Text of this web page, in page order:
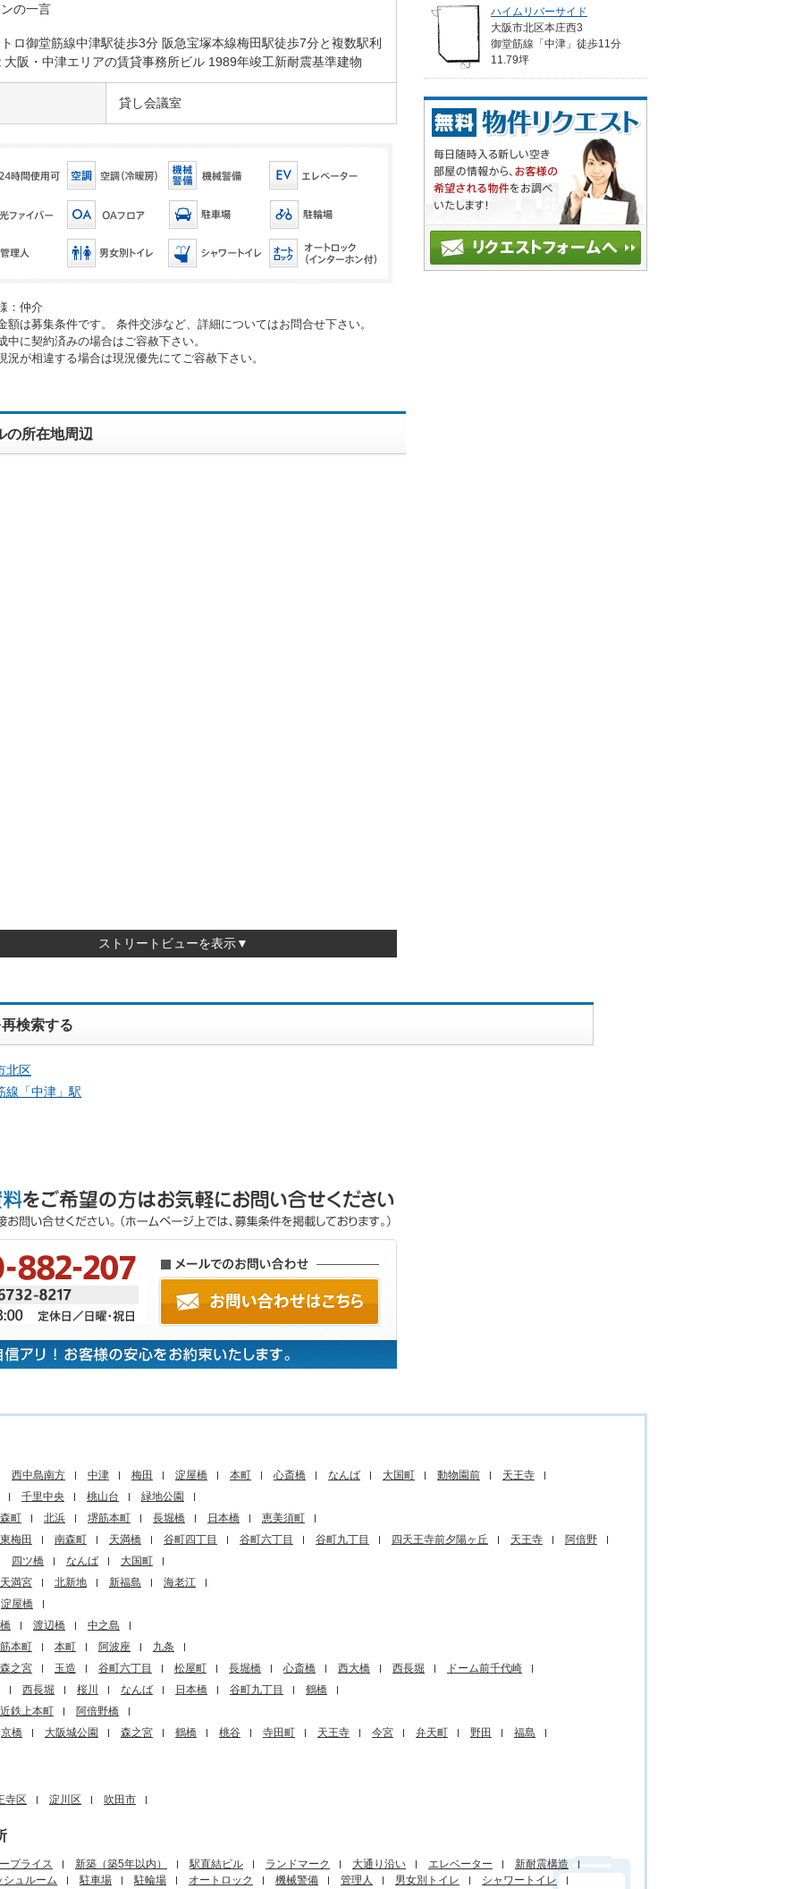
の一言
ロ御堂筋線中津駅徒歩3分 阪急宝塚本線梅田駅徒歩7分と複数駅利
大阪・中津エリアの賃貸事務所ビル 1989年竣工新耐震基準建物
貸し会議室
：仲介
額は募集条件です。 条件交渉など、詳細についてはお問合せ下さい。
中に契約済みの場合はご容赦下さい。
況が相違する場合は現況優先にてご容赦下さい。
の所在地周辺
ストリートビューを表示▼
検索する
北区
線「中津 」駅
ハイムリバーサイド
大阪市北区本庄西3
御堂筋線「中津」徒歩11分
11.79坪
西中島南方 中津 梅田 淀屋橋 本町 心斎橋 なんば 大国町 動物園前
天王寺
千里中央 桃山台
緑地公園
町 北浜 堺筋本町 長堀橋 日本橋
恵美須町
東梅田 南森町 天満橋 谷町四丁目 谷町六丁目 谷町九丁目 四天王寺前夕陽ヶ丘 天王寺
阿倍野
四ツ橋 なんば
大国町
満宮 北新地 新福島
海老江
淀屋橋
渡辺橋
中之島
本町 本町 阿波座
九条
森之宮 玉造 谷町六丁目 松屋町 長堀橋 心斎橋 西大橋 西長堀
ドーム前千代崎
西長堀 桜川 なんば 日本橋 谷町九丁目
鶴橋
近鉄上本町
阿倍野橋
京橋 大阪城公園 森之宮 鶴橋 桃谷 寺田町 天王寺 今宮 弁天町 野田 福島
寺区 淀川区 吹田市
プライス 新築（築5年以内） 駅直結ビル ランドマーク 大通り沿い エレベーター
新耐震構造
シュルーム 駐車場 駐輪場 オートロック 機械警備 管理人 男女別トイレ シャワートイレ